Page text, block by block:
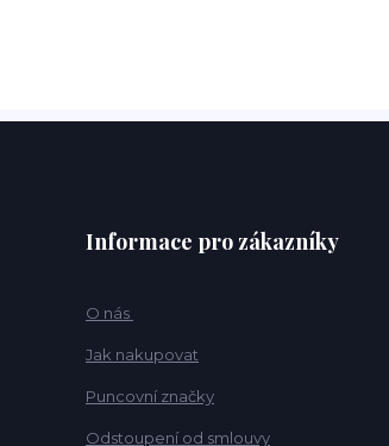
Informace pro zákazníky
O nás
Jak nakupovat
Puncovní značky
Odstoupení od smlouvy